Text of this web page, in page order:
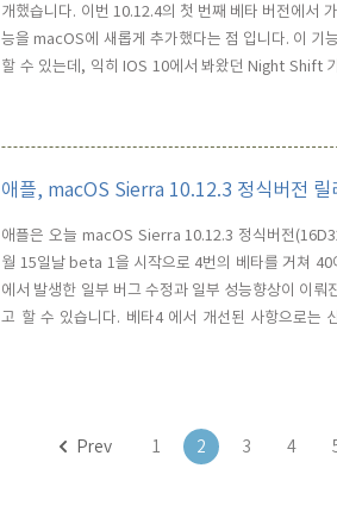
개했습니다. 이번 10.12.4의 첫 번째 베타 버전에서
능을 macOS에 새롭게 추가했다는 점 입니다. 이
할 수 있는데, 익히 IOS 10에서 봐왔던 Night Shift
의 색 온도를 사용자가 설정할 수 있도록 되어 있으
애플, macOS Sierra 10.12.3 정식버전 릴
애플은 오늘 macOS Sierra 10.12.3 정식버전
월 15일날 beta 1을 시작으로 4번의 베타를 거쳐
에서 발생한 일부 버그 수정과 일부 성능향상이 이
고 할 수 있습니다. 베타4 에서 개선된 사항으로는
Bar 모델과 관련된 일부 그래픽 문제가 개선되었
Prev 1 2 3 4